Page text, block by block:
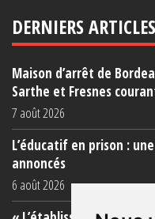
DERNIERS ARTICLES
Maison d’arrêt de
Sarthe et Fresnes
7 août 2026
L’éducatif en prison :
annoncés
6 août 2026